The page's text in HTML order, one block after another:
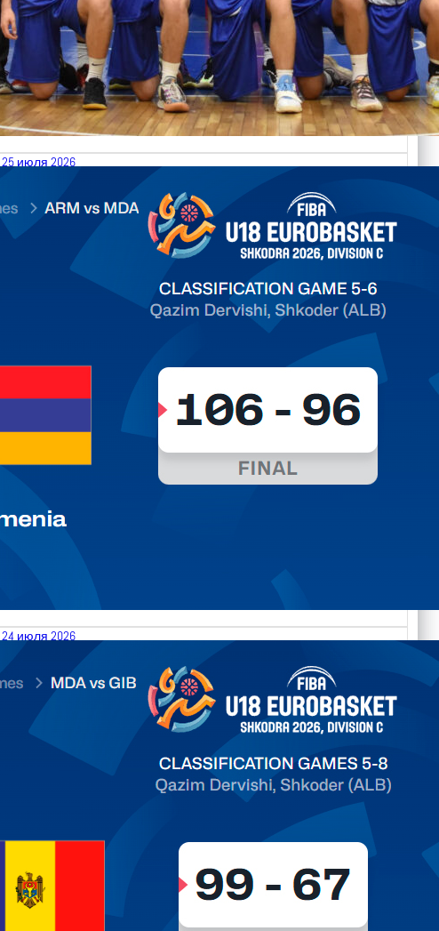
25 июля 2026
26.07.2026 Armenia vs Moldova FIBA U18 EuroBasket 2026,
Division C
КалендарьТаблица Выберите Обзор Статистика Матч сыгран 0
Читать далее
24 июля 2026
25.07.2026 Moldova vs Gibraltar FIBA U18 EuroBasket 2026,
Division C
КалендарьТаблица Выберите Обзор Статистика Матч сыгран 0
Читать далее